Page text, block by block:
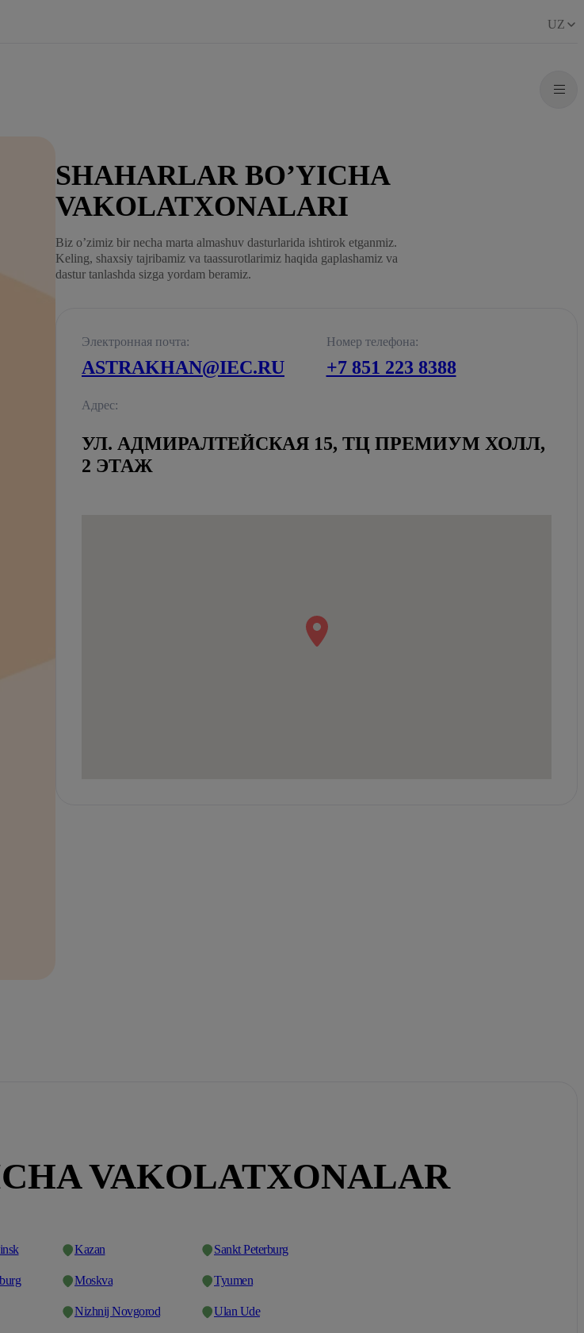
UZ
SHAHARLAR BO’YICHA
VAKOLATXONALARI
Biz o’zimiz bir necha marta almashuv dasturlarida ishtirok etganmiz.
Keling, shaxsiy tajribamiz va taassurotlarimiz haqida gaplashamiz va
dastur tanlashda sizga yordam beramiz.
Электронная почта:
ASTRAKHAN@IEC.RU
Номер телефона:
+7 851 223 8388
Адрес:
УЛ. АДМИРАЛТЕЙСКАЯ 15, ТЦ ПРЕМИУМ ХОЛЛ,
2 ЭТАЖ
VAKOLATXONALAR
Kazan
Moskva
Nizhnij Novgorod
Sankt Peterburg
Tyumen
Ulan Ude